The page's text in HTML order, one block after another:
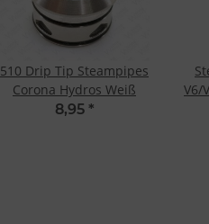
510 Drip Tip Steampipes
Corona Hydros Weiß
8,95 *
V6/